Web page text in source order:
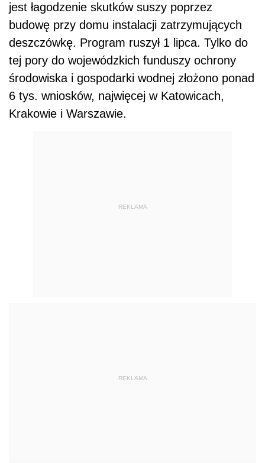
jest łagodzenie skutków suszy poprzez
budowę przy domu instalacji zatrzymujących
deszczówkę. Program ruszył 1 lipca. Tylko do
tej pory do wojewódzkich funduszy ochrony
środowiska i gospodarki wodnej złożono ponad
6 tys. wniosków, najwięcej w Katowicach,
Krakowie i Warszawie.
REKLAMA
REKLAMA